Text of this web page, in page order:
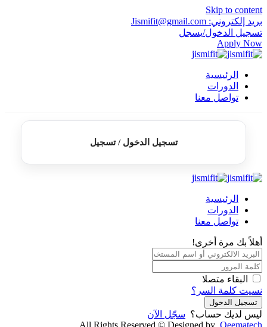
Skip to content
بريد إلكتروني: Jismifit@gmail.com
تسجيل الدخول/يسجل
Apply Now
الرئيسية
الدورات
تواصل معنا
تسجيل الدخول / تسجيل
الرئيسية
الدورات
تواصل معنا
أهلاً بك مرة أخرى!
البقاء متصلا
نسيت كلمة السر؟
تسجيل الدخول
ليس لديك حساب؟ سجّل الآن
All Rights Reserved © Designed by Qeematech